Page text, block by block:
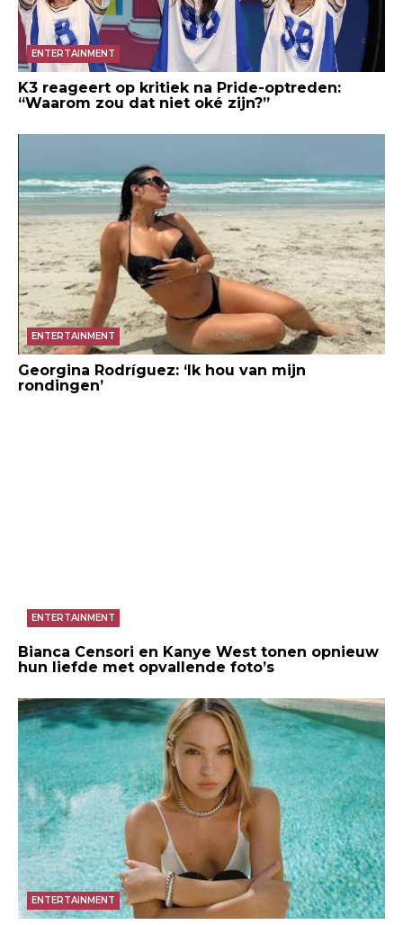
ENTERTAINMENT
K3 reageert op kritiek na Pride-optreden:
“Waarom zou dat niet oké zijn?”
ENTERTAINMENT
Georgina Rodríguez: ‘Ik hou van mijn
rondingen’
ENTERTAINMENT
Bianca Censori en Kanye West tonen opnieuw
hun liefde met opvallende foto’s
ENTERTAINMENT